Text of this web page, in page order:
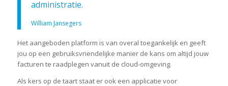
administratie.
William Jansegers
Het aangeboden platform is van overal toegankelijk en geeft
jou op een gebruiksvriendelijke manier de kans om altijd jouw
facturen te raadplegen vanuit de cloud-omgeving.
Als kers op de taart staat er ook een applicatie voor